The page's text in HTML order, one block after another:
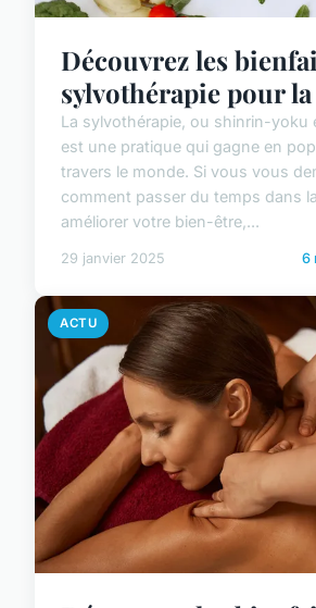
Découvrez les
sylvothérapie pour
La sylvothérapie, ou shinrin-yoku
est une pratique qui gagne en
travers le monde. Si vous vous
comment passer du temps dans
améliorer votre bien-être,...
29 janvier 2025 6
ACTU